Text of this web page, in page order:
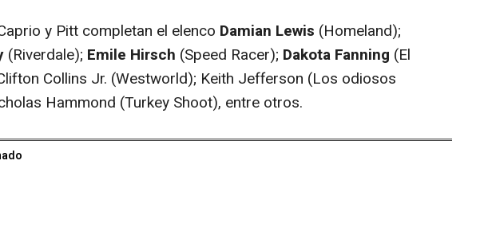
y Pitt completan el elenco Damian Lewis (Homeland);
(Riverdale); Emile Hirsch (Speed Racer); Dakota Fanning (El
Collins Jr. (Westworld); Keith Jefferson (Los odiosos
Hammond (Turkey Shoot), entre otros.